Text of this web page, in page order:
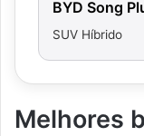
BYD Song
SUV Híbrido
Melhores